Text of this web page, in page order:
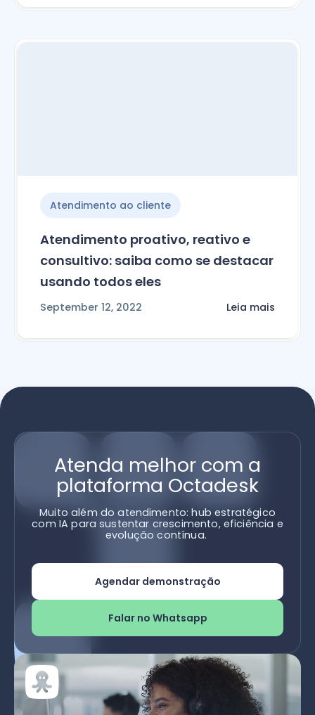
Atendimento ao cliente
Atendimento proativo, reativo e
consultivo: saiba como se destacar
usando todos eles
September 12, 2022 Leia mais
Atenda melhor com a
plataforma Octadesk
Muito além do atendimento: hub estratégico
com IA para sustentar crescimento, eficiência e
evolução contínua.
Agendar demonstração
Falar no Whatsapp